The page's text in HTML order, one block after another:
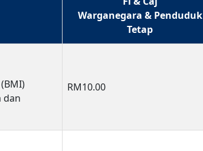
Warganegara & Penduduk
Tetap
dan
RM10.00